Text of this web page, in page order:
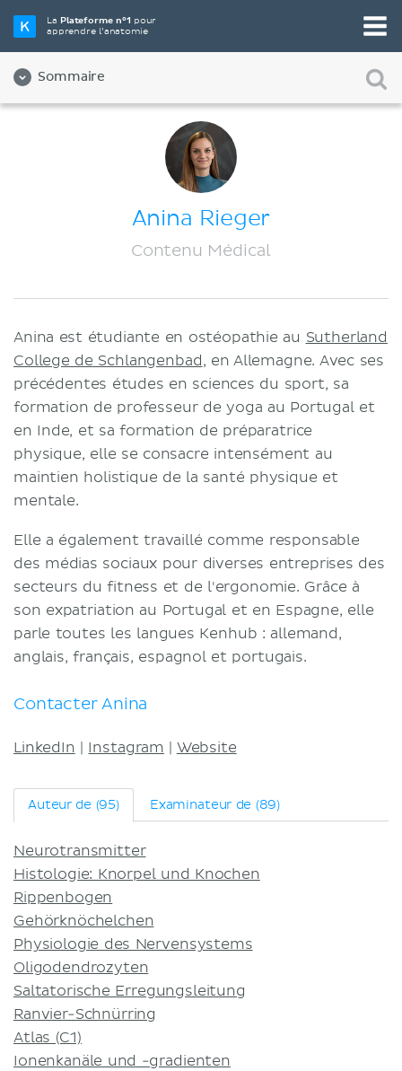
La Plateforme n°1 pour
apprendre l’anatomie
Sommaire
Carrières
Contact
Mentions légales
Termes et conditions
Politique de confidentialité
Anina Rieger
Contenu Médical
Anina est étudiante en ostéopathie au Sutherland
College de Schlangenbad, en Allemagne. Avec ses
précédentes études en sciences du sport, sa
formation de professeur de yoga au Portugal et
en Inde, et sa formation de préparatrice
physique, elle se consacre intensément au
maintien holistique de la santé physique et
mentale.
Elle a également travaillé comme responsable
des médias sociaux pour diverses entreprises des
secteurs du fitness et de l'ergonomie. Grâce à
son expatriation au Portugal et en Espagne, elle
parle toutes les langues Kenhub : allemand,
anglais, français, espagnol et portugais.
Contacter Anina
LinkedIn Instagram Website
Auteur de (95) Examinateur de (89)
Neurotransmitter
Histologie: Knorpel und Knochen
Rippenbogen
Gehörknöchelchen
Physiologie des Nervensystems
Oligodendrozyten
Saltatorische Erregungsleitung
Ranvier-Schnürring
Atlas (C1)
Ionenkanäle und -gradienten